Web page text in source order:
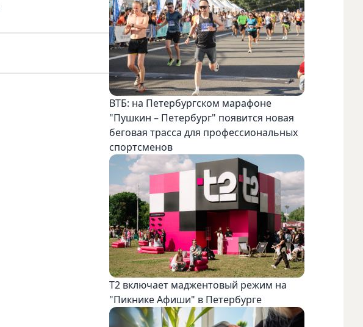
ВТБ: на Петербургском марафоне
"Пушкин – Петербург" появится новая
беговая трасса для профессиональных
спортсменов
Т2 включает маджентовый режим на
"Пикнике Афиши" в Петербурге